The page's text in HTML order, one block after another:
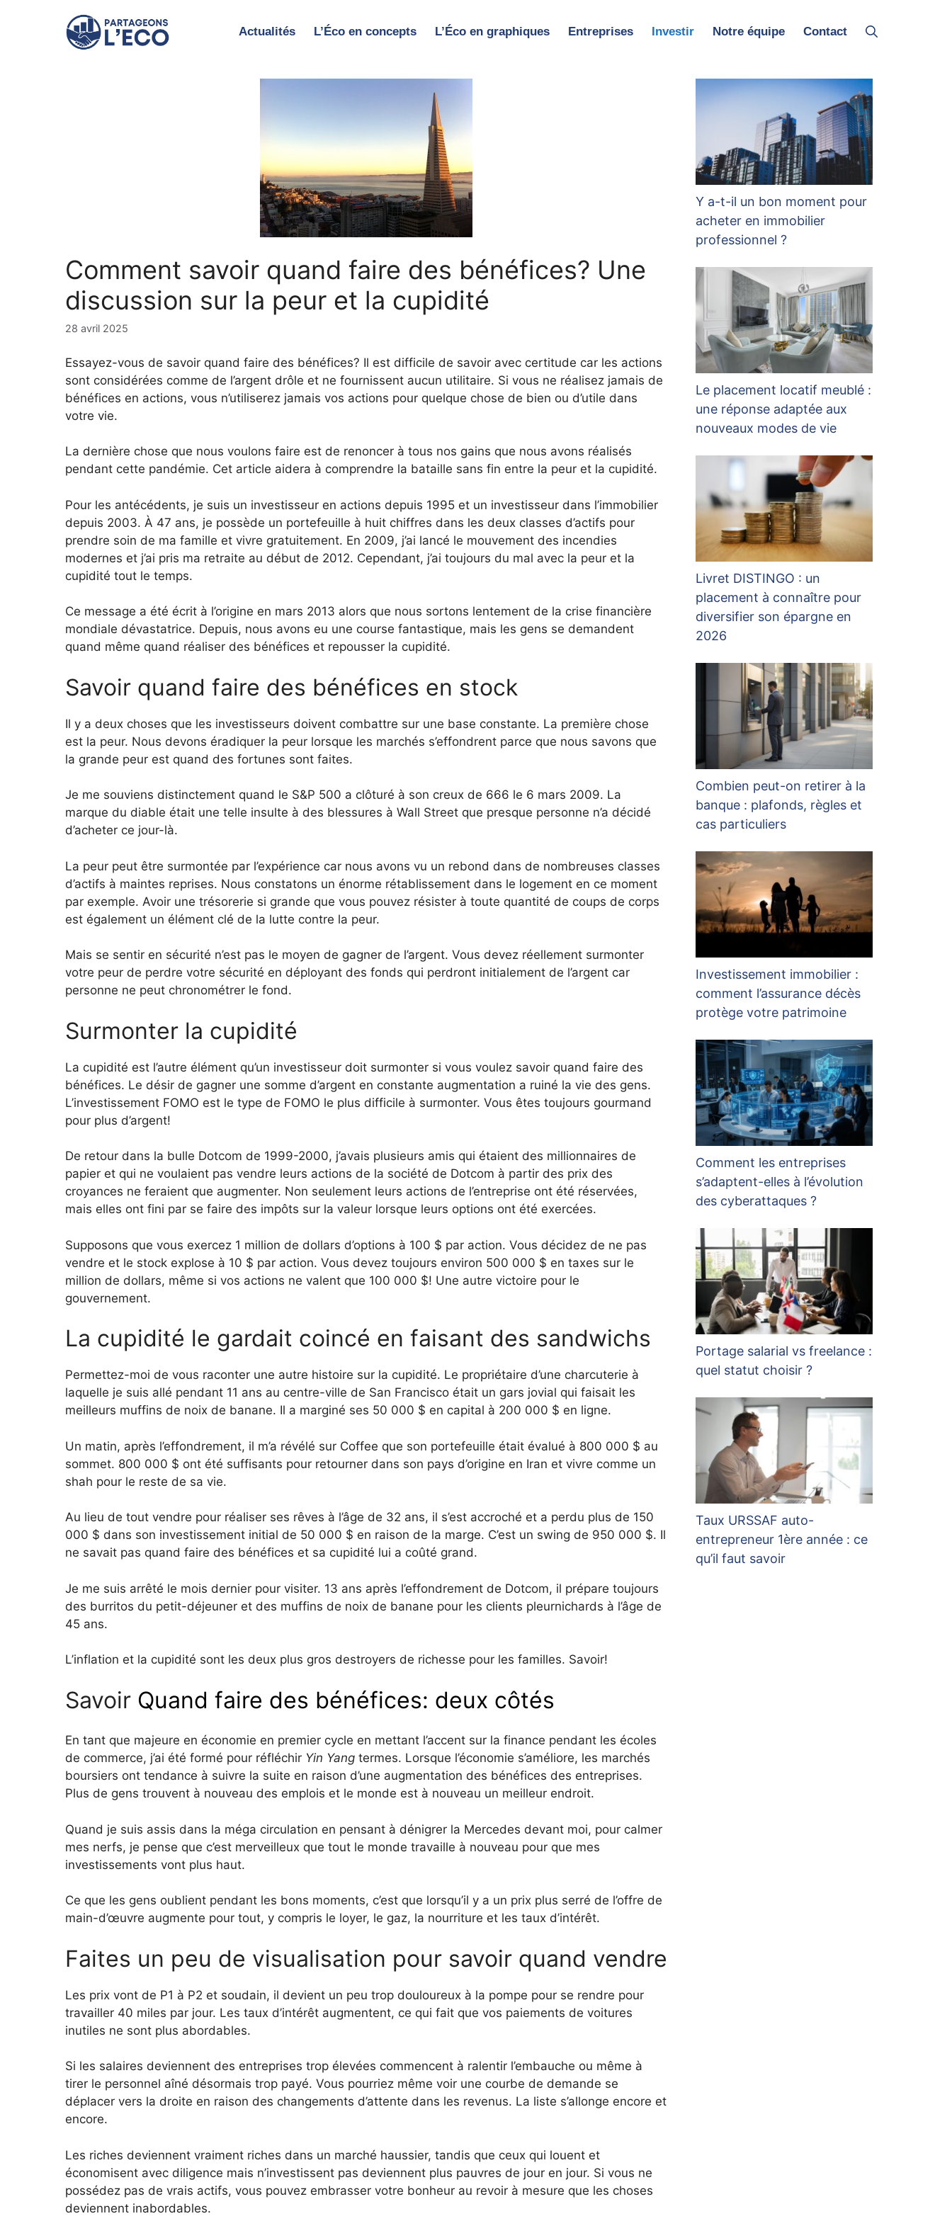
Actualités L’Éco en concepts L’Éco en graphiques Entreprises Investir Notre équipe Contact
Comment savoir quand faire des bénéfices? Une
discussion sur la peur et la cupidité
28 avril 2025
Essayez-vous de savoir quand faire des bénéfices? Il est difficile de savoir avec certitude car les actions
sont considérées comme de l’argent drôle et ne fournissent aucun utilitaire. Si vous ne réalisez jamais de
bénéfices en actions, vous n’utiliserez jamais vos actions pour quelque chose de bien ou d’utile dans
votre vie.
La dernière chose que nous voulons faire est de renoncer à tous nos gains que nous avons réalisés
pendant cette pandémie. Cet article aidera à comprendre la bataille sans fin entre la peur et la cupidité.
Pour les antécédents, je suis un investisseur en actions depuis 1995 et un investisseur dans l’immobilier
depuis 2003. À 47 ans, je possède un portefeuille à huit chiffres dans les deux classes d’actifs pour
prendre soin de ma famille et vivre gratuitement. En 2009, j’ai lancé le mouvement des incendies
modernes et j’ai pris ma retraite au début de 2012. Cependant, j’ai toujours du mal avec la peur et la
cupidité tout le temps.
Ce message a été écrit à l’origine en mars 2013 alors que nous sortons lentement de la crise financière
mondiale dévastatrice. Depuis, nous avons eu une course fantastique, mais les gens se demandent
quand même quand réaliser des bénéfices et repousser la cupidité.
Savoir quand faire des bénéfices en stock
Il y a deux choses que les investisseurs doivent combattre sur une base constante. La première chose
est la peur. Nous devons éradiquer la peur lorsque les marchés s’effondrent parce que nous savons que
la grande peur est quand des fortunes sont faites.
Je me souviens distinctement quand le S&P 500 a clôturé à son creux de 666 le 6 mars 2009. La
marque du diable était une telle insulte à des blessures à Wall Street que presque personne n’a décidé
d’acheter ce jour-là.
La peur peut être surmontée par l’expérience car nous avons vu un rebond dans de nombreuses classes
d’actifs à maintes reprises. Nous constatons un énorme rétablissement dans le logement en ce moment
par exemple. Avoir une trésorerie si grande que vous pouvez résister à toute quantité de coups de corps
est également un élément clé de la lutte contre la peur.
Mais se sentir en sécurité n’est pas le moyen de gagner de l’argent. Vous devez réellement surmonter
votre peur de perdre votre sécurité en déployant des fonds qui perdront initialement de l’argent car
personne ne peut chronométrer le fond.
Surmonter la cupidité
La cupidité est l’autre élément qu’un investisseur doit surmonter si vous voulez savoir quand faire des
bénéfices. Le désir de gagner une somme d’argent en constante augmentation a ruiné la vie des gens.
L’investissement FOMO est le type de FOMO le plus difficile à surmonter. Vous êtes toujours gourmand
pour plus d’argent!
De retour dans la bulle Dotcom de 1999-2000, j’avais plusieurs amis qui étaient des millionnaires de
papier et qui ne voulaient pas vendre leurs actions de la société de Dotcom à partir des prix des
croyances ne feraient que augmenter. Non seulement leurs actions de l’entreprise ont été réservées,
mais elles ont fini par se faire des impôts sur la valeur lorsque leurs options ont été exercées.
Supposons que vous exercez 1 million de dollars d’options à 100 $ par action. Vous décidez de ne pas
vendre et le stock explose à 10 $ par action. Vous devez toujours environ 500 000 $ en taxes sur le
million de dollars, même si vos actions ne valent que 100 000 $! Une autre victoire pour le
gouvernement.
La cupidité le gardait coincé en faisant des sandwichs
Permettez-moi de vous raconter une autre histoire sur la cupidité. Le propriétaire d’une charcuterie à
laquelle je suis allé pendant 11 ans au centre-ville de San Francisco était un gars jovial qui faisait les
meilleurs muffins de noix de banane. Il a marginé ses 50 000 $ en capital à 200 000 $ en ligne.
Un matin, après l’effondrement, il m’a révélé sur Coffee que son portefeuille était évalué à 800 000 $ au
sommet. 800 000 $ ont été suffisants pour retourner dans son pays d’origine en Iran et vivre comme un
shah pour le reste de sa vie.
Au lieu de tout vendre pour réaliser ses rêves à l’âge de 32 ans, il s’est accroché et a perdu plus de 150
000 $ dans son investissement initial de 50 000 $ en raison de la marge. C’est un swing de 950 000 $. Il
ne savait pas quand faire des bénéfices et sa cupidité lui a coûté grand.
Je me suis arrêté le mois dernier pour visiter. 13 ans après l’effondrement de Dotcom, il prépare toujours
des burritos du petit-déjeuner et des muffins de noix de banane pour les clients pleurnichards à l’âge de
45 ans.
L’inflation et la cupidité sont les deux plus gros destroyers de richesse pour les familles. Savoir!
Savoir Quand faire des bénéfices: deux côtés
En tant que majeure en économie en premier cycle en mettant l’accent sur la finance pendant les écoles
de commerce, j’ai été formé pour réfléchir Yin Yang termes. Lorsque l’économie s’améliore, les marchés
boursiers ont tendance à suivre la suite en raison d’une augmentation des bénéfices des entreprises.
Plus de gens trouvent à nouveau des emplois et le monde est à nouveau un meilleur endroit.
Quand je suis assis dans la méga circulation en pensant à dénigrer la Mercedes devant moi, pour calmer
mes nerfs, je pense que c’est merveilleux que tout le monde travaille à nouveau pour que mes
investissements vont plus haut.
Ce que les gens oublient pendant les bons moments, c’est que lorsqu’il y a un prix plus serré de l’offre de
main-d’œuvre augmente pour tout, y compris le loyer, le gaz, la nourriture et les taux d’intérêt.
Faites un peu de visualisation pour savoir quand vendre
Les prix vont de P1 à P2 et soudain, il devient un peu trop douloureux à la pompe pour se rendre pour
travailler 40 miles par jour. Les taux d’intérêt augmentent, ce qui fait que vos paiements de voitures
inutiles ne sont plus abordables.
Si les salaires deviennent des entreprises trop élevées commencent à ralentir l’embauche ou même à
tirer le personnel aîné désormais trop payé. Vous pourriez même voir une courbe de demande se
déplacer vers la droite en raison des changements d’attente dans les revenus. La liste s’allonge encore et
encore.
Les riches deviennent vraiment riches dans un marché haussier, tandis que ceux qui louent et
économisent avec diligence mais n’investissent pas deviennent plus pauvres de jour en jour. Si vous ne
possédez pas de vrais actifs, vous pouvez embrasser votre bonheur au revoir à mesure que les choses
deviennent inabordables.
Y a-t-il un bon moment pour
acheter en immobilier
professionnel ?
Le placement locatif meublé :
une réponse adaptée aux
nouveaux modes de vie
Livret DISTINGO : un
placement à connaître pour
diversifier son épargne en
2026
Combien peut-on retirer à la
banque : plafonds, règles et
cas particuliers
Investissement immobilier :
comment l’assurance décès
protège votre patrimoine
Comment les entreprises
s’adaptent-elles à l’évolution
des cyberattaques ?
Portage salarial vs freelance :
quel statut choisir ?
Taux URSSAF auto-
entrepreneur 1ère année : ce
qu’il faut savoir